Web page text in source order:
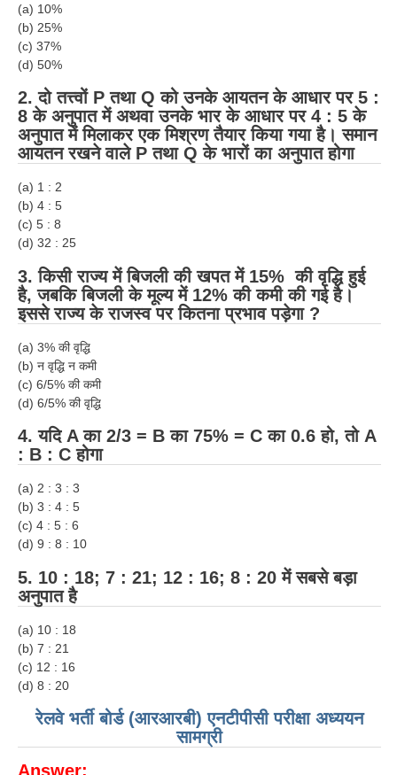
RRB Group-D Sample Papers
RRB GK Test Papers PDF
RRB EXAM : MATHS
RRB EXAM : ENGLISH
RRB Current Affairs PDF
RRB ALP
Loco Pilot Papers PDF
ALP Study Notes
ALP Study Notes (हिन्दी HINDI)
ALP Exam Syllabus
ALP Model Questions
ALP Notification
Psychological Tests
RRB NTPC
RRB NTPC Notification 2025
RRB NTPC (CBT-1) Exam
RRB NTPC (CBT-2) Exam
RRB NTPC Eligibility
RRB NTPC Medical Standards
(a) 10%
(b) 25%
(c) 37%
(d) 50%
2. दो तत्त्वों P तथा Q को उनके आयतन के आधार पर 5 :
8 के अनुपात में अथवा उनके भार के आधार पर 4 : 5 के
अनुपात में मिलाकर एक मिश्रण तैयार किया गया है। समान
आयतन रखने वाले P तथा Q के भारों का अनुपात होगा
(a) 1 : 2
(b) 4 : 5
(c) 5 : 8
(d) 32 : 25
3. किसी राज्य में बिजली की खपत में 15% की वृद्धि हुई
है, जबकि बिजली के मूल्य में 12% की कमी की गई है।
इससे राज्य के राजस्व पर कितना प्रभाव पड़ेगा ?
(a) 3% की वृद्धि
(b) न वृद्धि न कमी
(c) 6/5% की कमी
(d) 6/5% की वृद्धि
4. यदि A का 2/3 = B का 75% = C का 0.6 हो, तो A
: B : C होगा
(a) 2 : 3 : 3
(b) 3 : 4 : 5
(c) 4 : 5 : 6
(d) 9 : 8 : 10
5. 10 : 18; 7 : 21; 12 : 16; 8 : 20 में सबसे बड़ा
अनुपात है
(a) 10 : 18
(b) 7 : 21
(c) 12 : 16
(d) 8 : 20
रेलवे भर्ती बोर्ड (आरआरबी) एनटीपीसी परीक्षा अध्ययन
सामग्री
Answer: